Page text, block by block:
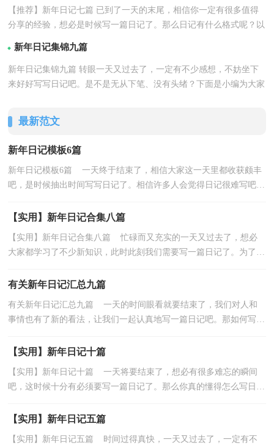
【推荐】新年日记七篇 已到了一天的末尾，相信你一定有很多值得
分享的经验，想必是时候写一篇日记了。那么日记有什么格式呢？以
下是小编整理的...【详情
新年日记集锦九篇
新年日记集锦九篇 转眼一天又过去了，一定有不少感想，不妨坐下
来好好写写日记吧。是不是无从下笔、没有头绪？下面是小编为大家
最新范文
新年日记模板6篇
新年日记模板6篇 一天终于结束了，相信大家这一天里都收获颇丰
吧，是时候抽出时间写写日记了。相信许多人会觉得日记很难写吧，
【实用】新年日记合集八篇
【实用】新年日记合集八篇 忙碌而又充实的一天又过去了，想必
大家都学习了不少新知识，此时此刻我们需要写一篇日记了。为了让
有关新年日记汇总九篇
有关新年日记汇总九篇 一天的时间眼看就要结束了，我们对人和
事情也有了新的看法，让我们一起认真地写一篇日记吧。那如何写一
【实用】新年日记十篇
【实用】新年日记十篇 一天将要结束了，想必有很多难忘的瞬间
吧，这时候十分有必须要写一篇日记了。那么你真的懂得怎么写日记
【实用】新年日记五篇
【实用】新年日记五篇 时间过得真快，一天又过去了，一定有不